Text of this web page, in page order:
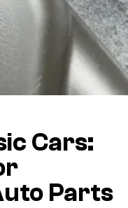
Cars:
Parts